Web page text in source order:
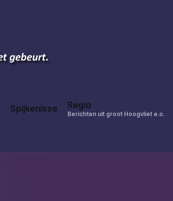
Spijkenisse Regio
Berichten uit groot Hoogvliet e.o.